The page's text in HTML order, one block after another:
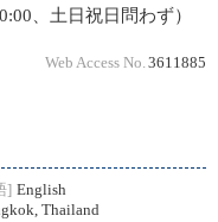
、土日祝日問わず）
Web Access No. 3611885
] English
Thailand